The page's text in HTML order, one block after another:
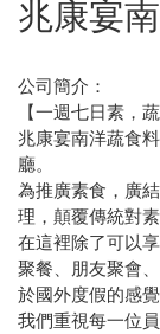
兆康宴
公司簡介：
【一週七日素，
兆康宴南洋蔬食
廳。
為推廣素食，廣
理，顛覆傳統對
在這裡除了可以
聚餐、朋友聚會
於國外度假的感覺
我們重視每一位